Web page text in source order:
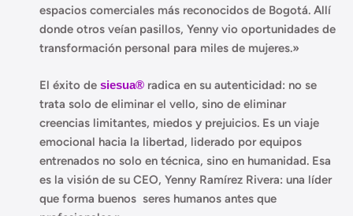
espacios comerciales más reconocidos de Bogotá. Allí
donde otros veían pasillos, Yenny vio oportunidades de
transformación personal para miles de mujeres.»
El éxito de siesua® radica en su autenticidad: no se
trata solo de eliminar el vello, sino de eliminar
creencias limitantes, miedos y prejuicios. Es un viaje
emocional hacia la libertad, liderado por equipos
entrenados no solo en técnica, sino en humanidad. Esa
es la visión de su CEO, Yenny Ramírez Rivera: una líder
que forma buenos seres humanos antes que